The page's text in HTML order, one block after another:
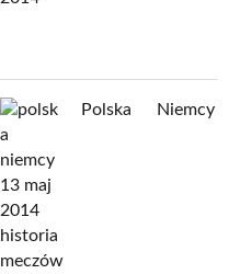
Polska Niemcy